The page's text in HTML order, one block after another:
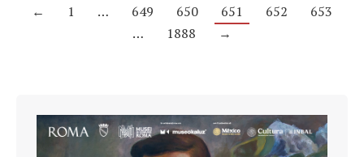
← 1 … 649 650 651 652
653
…
1888 →